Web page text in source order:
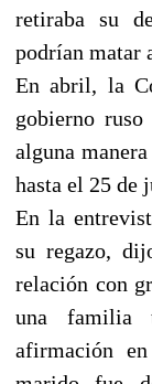
retiraba su
podrían matar
En abril, la
gobierno
alguna
hasta el 25 de
En la
su regazo,
relación con
una familia
afirmación